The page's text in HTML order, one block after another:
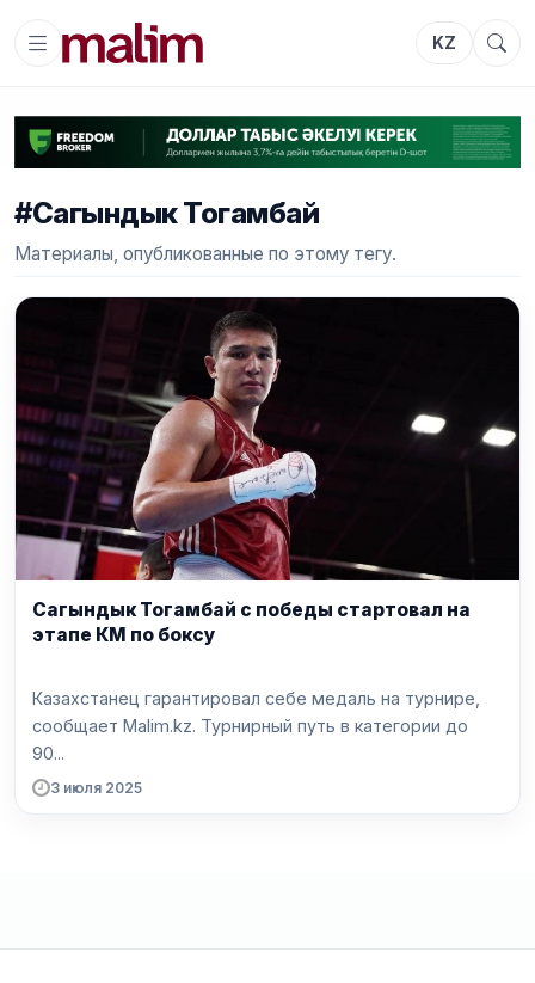
KZ
#Сагындык Тогамбай
Материалы, опубликованные по этому тегу.
Сагындык Тогамбай с победы стартовал на
этапе КМ по боксу
Казахстанец гарантировал себе медаль на турнире,
сообщает Malim.kz. Турнирный путь в категории до
90...
3 июля 2025